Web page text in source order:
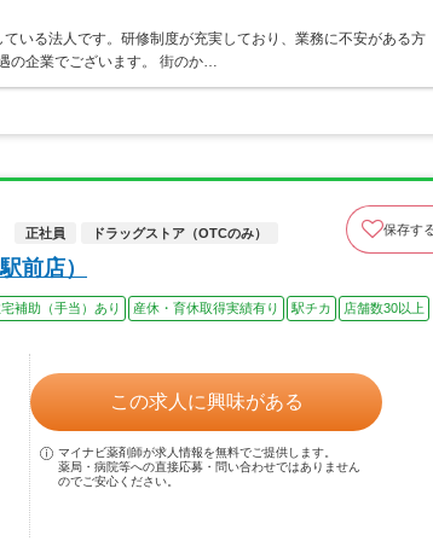
いる法人です。研修制度が充実しており、業務に不安がある方
の企業でございます。 街のか…
正社員 ドラッグストア（OTCのみ） 保存す
前店）
補助（手当）あり 産休・育休取得実績有り 駅チカ
店舗数30以上
この求人に興味がある
マイナビ薬剤師が求人情報を無料でご提供します。
薬局・病院等への直接応募・問い合わせではありません
のでご安心ください。